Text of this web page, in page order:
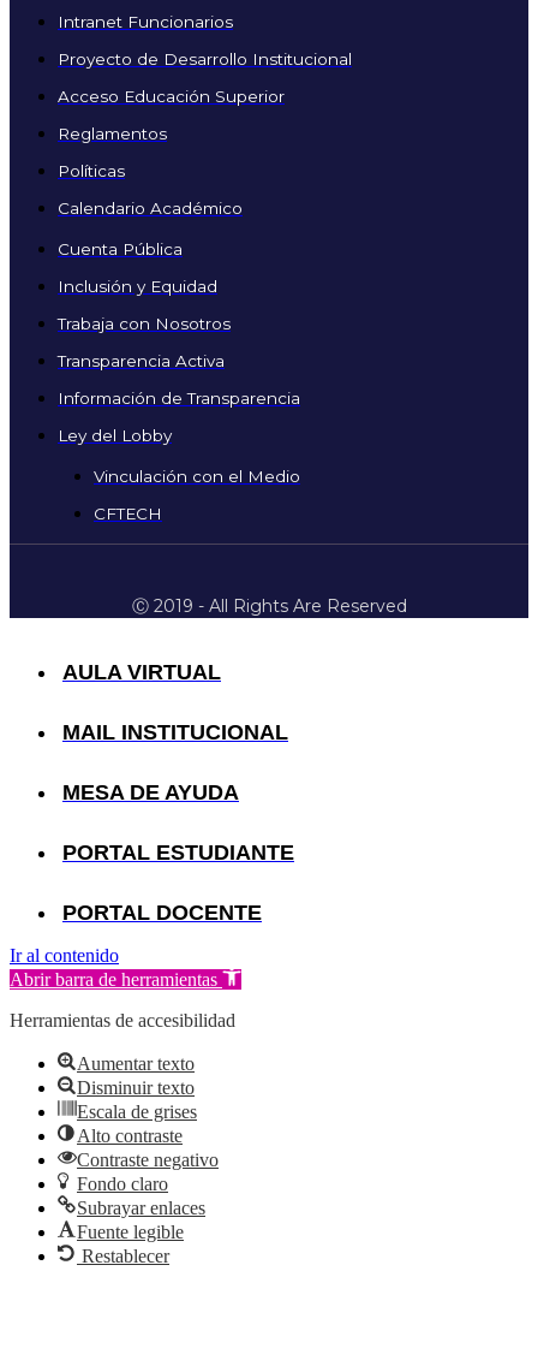
Intranet Funcionarios
Proyecto de Desarrollo Institucional
Acceso Educación Superior
Reglamentos
Políticas
Calendario Académico
Cuenta Pública
Inclusión y Equidad
Trabaja con Nosotros
Transparencia Activa
Información de Transparencia
Ley del Lobby
Vinculación con el Medio
CFTECH
Ⓒ 2019 - All Rights Are Reserved
AULA VIRTUAL
MAIL INSTITUCIONAL
MESA DE AYUDA
PORTAL ESTUDIANTE
PORTAL DOCENTE
Ir al contenido
Abrir barra de herramientas
Herramientas de accesibilidad
Aumentar texto
Disminuir texto
Escala de grises
Alto contraste
Contraste negativo
Fondo claro
Subrayar enlaces
Fuente legible
Restablecer